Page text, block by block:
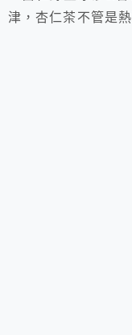
津，杏仁茶不管是